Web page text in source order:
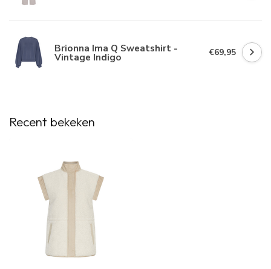
Brionna Ima Q Sweatshirt -
Vintage Indigo €69,95
Recent bekeken